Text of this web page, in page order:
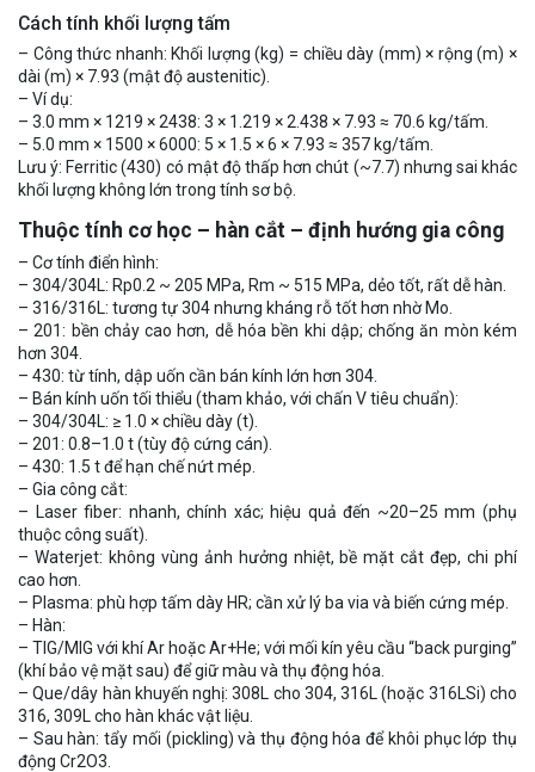
Cách tính khối lượng tấm
– Công thức nhanh: Khối lượng (kg) = chiều dày (mm) × rộng (m) ×
dài (m) × 7.93 (mật độ austenitic).
– Ví dụ:
– 3.0 mm × 1219 × 2438: 3 × 1.219 × 2.438 × 7.93 ≈ 70.6 kg/tấm.
– 5.0 mm × 1500 × 6000: 5 × 1.5 × 6 × 7.93 ≈ 357 kg/tấm.
Lưu ý: Ferritic (430) có mật độ thấp hơn chút (~7.7) nhưng sai khác
khối lượng không lớn trong tính sơ bộ.
Thuộc tính cơ học – hàn cắt – định hướng gia công
– Cơ tính điển hình:
– 304/304L: Rp0.2 ~ 205 MPa, Rm ~ 515 MPa, dẻo tốt, rất dễ hàn.
– 316/316L: tương tự 304 nhưng kháng rỗ tốt hơn nhờ Mo.
– 201: bền chảy cao hơn, dễ hóa bền khi dập; chống ăn mòn kém
hơn 304.
– 430: từ tính, dập uốn cần bán kính lớn hơn 304.
– Bán kính uốn tối thiểu (tham khảo, với chấn V tiêu chuẩn):
– 304/304L: ≥ 1.0 × chiều dày (t).
– 201: 0.8–1.0 t (tùy độ cứng cán).
– 430: 1.5 t để hạn chế nứt mép.
– Gia công cắt:
– Laser fiber: nhanh, chính xác; hiệu quả đến ~20–25 mm (phụ
thuộc công suất).
– Waterjet: không vùng ảnh hưởng nhiệt, bề mặt cắt đẹp, chi phí
cao hơn.
– Plasma: phù hợp tấm dày HR; cần xử lý ba via và biến cứng mép.
– Hàn:
– TIG/MIG với khí Ar hoặc Ar+He; với mối kín yêu cầu “back purging”
(khí bảo vệ mặt sau) để giữ màu và thụ động hóa.
– Que/dây hàn khuyến nghị: 308L cho 304, 316L (hoặc 316LSi) cho
316, 309L cho hàn khác vật liệu.
– Sau hàn: tẩy mối (pickling) và thụ động hóa để khôi phục lớp thụ
động Cr2O3.